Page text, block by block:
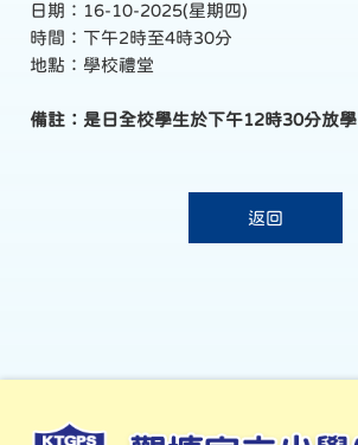
日期：16-10-2025(星期四)
時間：下午2時至4時30分
地點：學校禮堂
備註：是日全校學生於下午12時30分放學
返回